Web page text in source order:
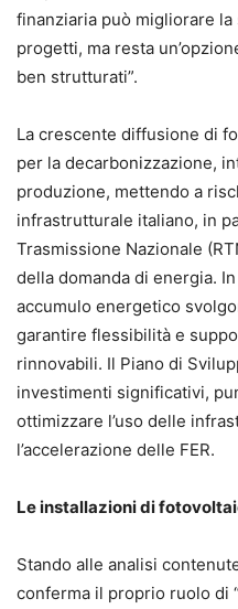
finanziaria può migliorare
progetti, ma resta
ben strutturati”.
La crescente diffusione di
per la decarbonizzazione,
produzione, mettendo a
infrastrutturale italiano, in
Trasmissione Nazionale
della domanda di energia.
accumulo energetico
garantire flessibilità e
rinnovabili. Il Piano di
investimenti significativi,
ottimizzare l’uso delle
l’accelerazione delle FER.
Le installazioni di
Stando alle analisi
conferma il proprio ruolo di